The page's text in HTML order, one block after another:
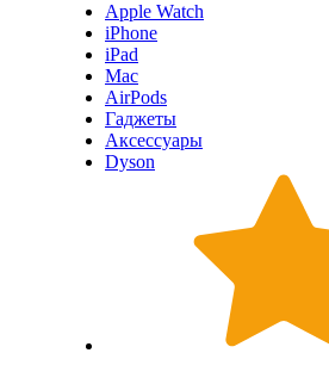
Apple Watch
iPhone
iPad
Mac
AirPods
Гаджеты
Аксессуары
Dyson